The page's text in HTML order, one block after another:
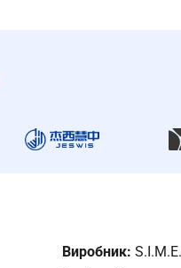
Виробник: